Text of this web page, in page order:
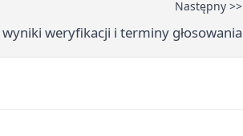
Następny >>
weryfikacji i terminy głosowania